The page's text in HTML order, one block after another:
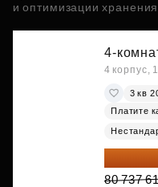
и оптимизации хранения
4-
4 корпус,
3 кв
Платите
58 938
80 737